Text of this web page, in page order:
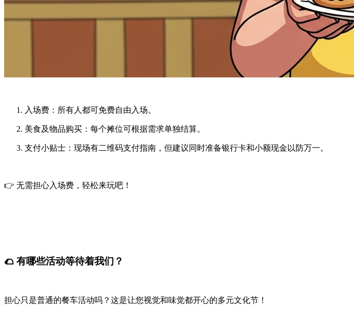
入场费 ：所有人都可免费自由入场。
美食及物品购买 ：每个摊位可根据需求单独结算。
支付小贴士 ：现场有二维码支付指南，但建议同时准备银行卡和小额现金以防万一。
👉 无需担心入场费，轻松来玩吧！
🌮 有哪些活动等待着我们？
担心只是普通的餐车活动吗？这是让您视觉和味觉都开心的多元文化节！